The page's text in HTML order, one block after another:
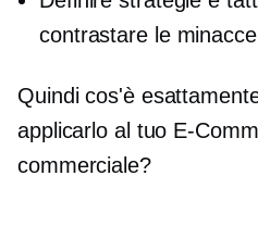
contrastare le
Quindi cos'è
applicarlo al tuo E-
commerciale?